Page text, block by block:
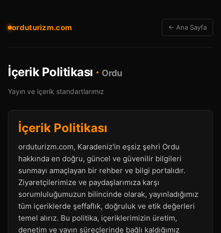
orduturizm.com ← Ana Sayfa
İçerik Politikası · Ordu
Yayın ve içerik standartlarımız
İçerik Politikası
orduturizm.com, Karadeniz'in eşsiz şehri Ordu
hakkında en doğru, güncel ve güvenilir bilgileri
sunmayı amaçlayan bir rehber ve bilgi portalıdır.
Ziyaretçilerimize ve paydaşlarımıza karşı
sorumluluğumuzun bilincinde olarak, yayınladığımız
tüm içeriklerde şeffaflık, doğruluk ve etik değerleri
temel alırız. Bu politika, içeriklerimizin üretim,
denetim ve yayın süreçlerinde bağlı kaldığımız